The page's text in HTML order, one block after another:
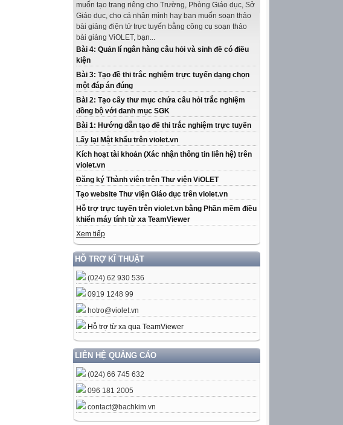
muốn tạo trang riêng cho Trường, Phòng Giáo dục, Sở
Giáo dục, cho cá nhân mình hay bạn muốn soạn thảo
bài giảng điện tử trực tuyến bằng công cụ soạn thảo
bài giảng ViOLET, bạn...
Bài 4: Quản lí ngân hàng câu hỏi và sinh đề có điều
kiện
Bài 3: Tạo đề thi trắc nghiệm trực tuyến dạng chọn
một đáp án đúng
Bài 2: Tạo cây thư mục chứa câu hỏi trắc nghiệm
đồng bộ với danh mục SGK
Bài 1: Hướng dẫn tạo đề thi trắc nghiệm trực tuyến
Lấy lại Mật khẩu trên violet.vn
Kích hoạt tài khoản (Xác nhận thông tin liên hệ) trên
violet.vn
Đăng ký Thành viên trên Thư viện ViOLET
Tạo website Thư viện Giáo dục trên violet.vn
Hỗ trợ trực tuyến trên violet.vn bằng Phần mềm điều
khiển máy tính từ xa TeamViewer
Xem tiếp
HỖ TRỢ KĨ THUẬT
(024) 62 930 536
0919 1248 99
hotro@violet.vn
Hỗ trợ từ xa qua TeamViewer
LIÊN HỆ QUẢNG CÁO
(024) 66 745 632
096 181 2005
contact@bachkim.vn